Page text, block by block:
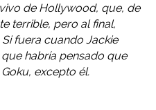
de Hollywood, que, de
terrible, pero al final,
fuera cuando Jackie
habría pensado que
excepto él.